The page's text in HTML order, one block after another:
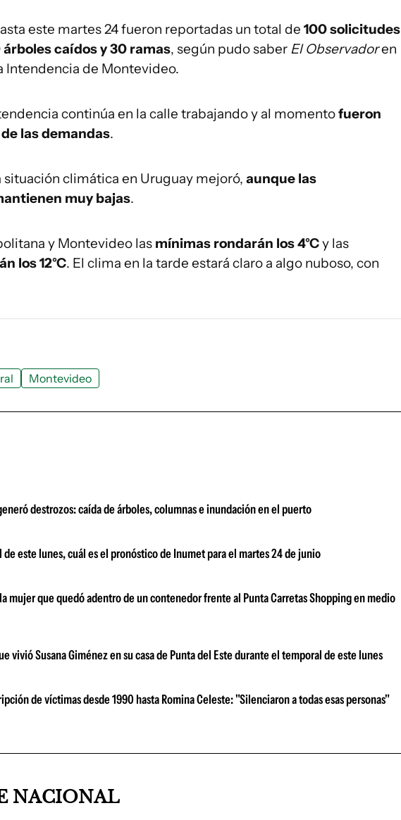
este martes 24 fueron reportadas un total de 100 solicitudes
caídos y 30 ramas, según pudo saber El Observadoren
Intendencia de Montevideo.
continúa en la calle trabajando y al momentofueron
las demandas.
situación climática en Uruguay mejoró, aunque las
muy bajas.
y Montevideo las mínimas rondarán los 4°Cy las
los 12°C. El clima en la tarde estará claro a algo nuboso, con
Montevideo
destrozos: caída de árboles, columnas e inundación en el puerto
este lunes, cuál es el pronóstico de Inumet para el martes 24 de junio
mujer que quedó adentro de un contenedor frente al Punta Carretas Shopping en medio
vivió Susana Giménez en su casa de Punta del Este durante el temporal de este lunes
de víctimas desde 1990 hasta Romina Celeste: "Silenciaron a todas esas personas"
NACIONAL